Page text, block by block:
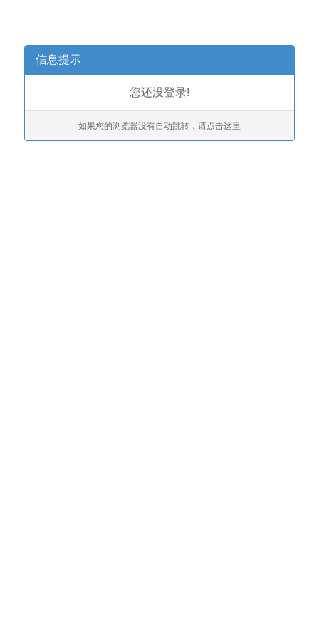
信息提示
您还没登录!
如果您的浏览器没有自动跳转，请点击这里